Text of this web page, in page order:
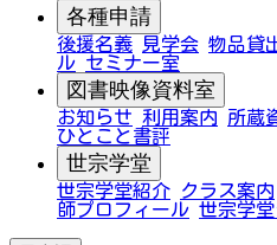
各種申請
後援名義 見学会 物品貸
ル セミナー室
図書映像資料室
お知らせ 利用案内 所蔵
ひとこと書評
世宗学堂
世宗学堂紹介 クラス案内
師プロフィール 世宗学